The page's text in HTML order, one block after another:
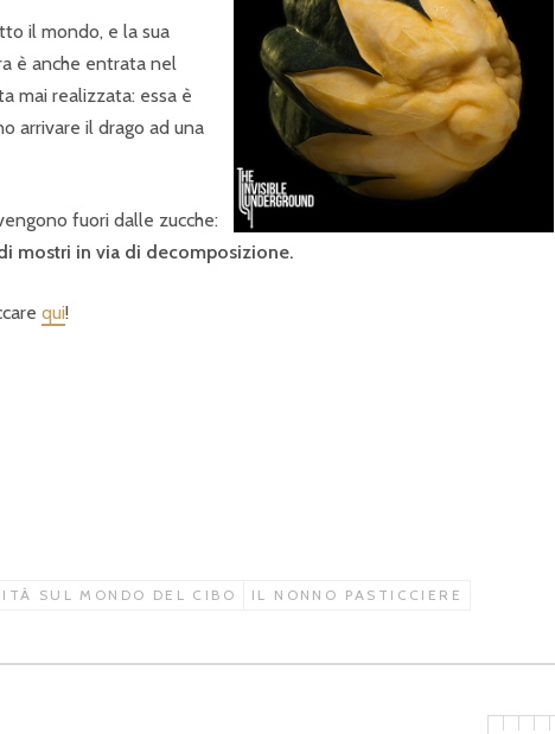
il mondo, e la sua
è anche entrata nel
mai realizzata: essa è
arrivare il drago ad una
fuori dalle zucche:
mostri in via di decomposizione.
qui!
SUL MONDO DEL CIBO IL NONNO PASTICCIERE